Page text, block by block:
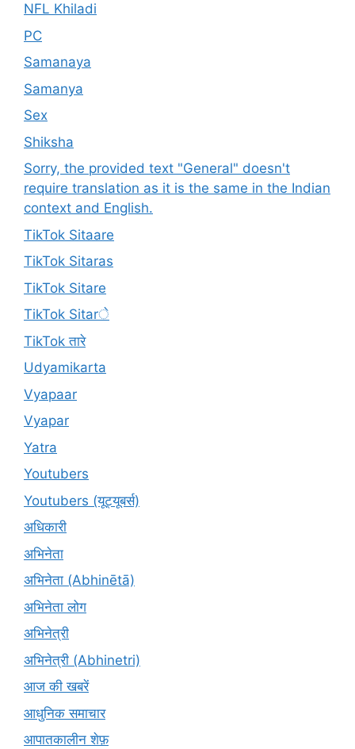
NFL Khiladi
PC
Samanaya
Samanya
Sex
Shiksha
Sorry, the provided text "General" doesn't
require translation as it is the same in the Indian
context and English.
TikTok Sitaare
TikTok Sitaras
TikTok Sitare
TikTok Sitarे
TikTok तारे
Udyamikarta
Vyapaar
Vyapar
Yatra
Youtubers
Youtubers (यूट्यूबर्स)
अधिकारी
अभिनेता
अभिनेता (Abhinētā)
अभिनेता लोग
अभिनेत्री
अभिनेत्री (Abhinetri)
आज की खबरें
आधुनिक समाचार
आपातकालीन शेफ़